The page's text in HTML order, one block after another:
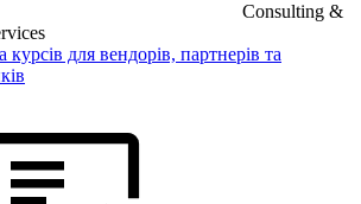
Consulting &
курсів для вендорів, партнерів та